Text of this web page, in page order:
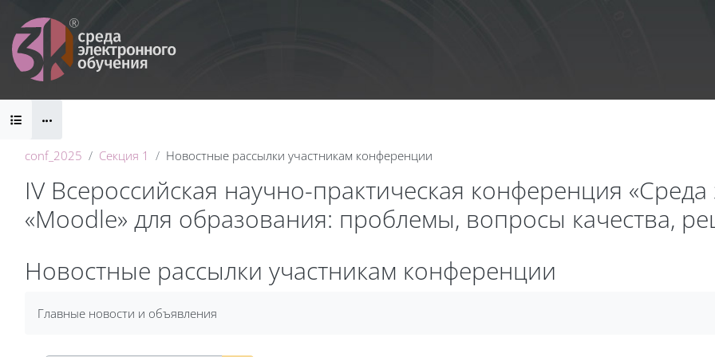
Блоки
conf_2025 Секция 1 Новостные рассылки участникам конференции
IV Всероссийская научно-практическая конференция
«Moodle» для образования: проблемы, вопросы качества,
Блоки
Новостные рассылки участникам конференции
Главные новости и объявления